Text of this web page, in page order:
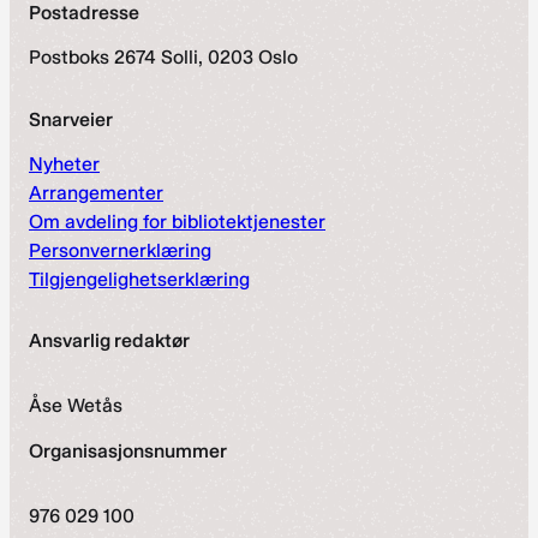
Postadresse
Postboks 2674 Solli, 0203 Oslo
Snarveier
Nyheter
Arrangementer
Om avdeling for bibliotektjenester
Personvernerklæring
Tilgjengelighetserklæring
Ansvarlig redaktør
Åse Wetås
Organisasjonsnummer
976 029 100